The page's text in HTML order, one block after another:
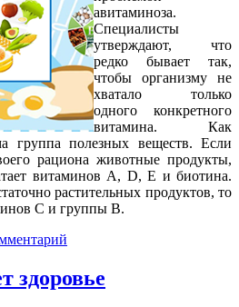
авитаминоза.
Специалисты
утверждают, что
редко бывает так,
чтобы организму не
хватало только
одного конкретного
витамина. Как
группа полезных веществ. Если
рациона животные продукты,
витаминов A, D, E и биотина.
растительных продуктов, то
C и группы B.
здоровье